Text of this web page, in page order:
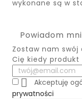
wykonane są w
Powiadom
Zostaw nam
Cię kiedy
 Akceptuję
prywatności